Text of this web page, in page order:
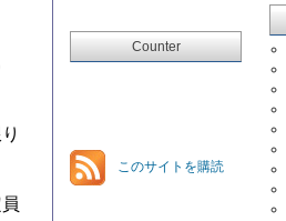
Counter
このサイトを購読